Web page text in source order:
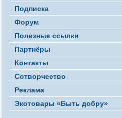
Подписка
Форум
Полезные ссылки
Партнёры
Контакты
Сотворчество
Реклама
Экотовары «Быть добру»